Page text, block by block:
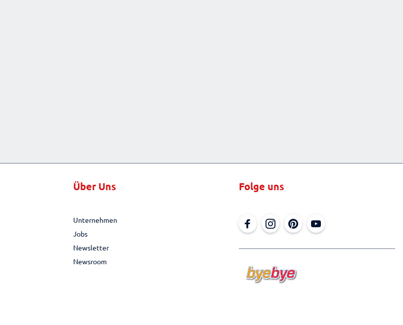
Über Uns
Unternehmen
Jobs
Newsletter
Newsroom
Folge uns